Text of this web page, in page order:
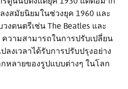
งสมัยนิยมในช่วงยุค 1960 และ
งดนตรีเช่น The Beatles และ
ความสามารถในการปรับเปลี่ยน
ลงเวลาได้รับการปรับปรุงอย่าง
หลายของรูปแบบต่างๆ ในโลก